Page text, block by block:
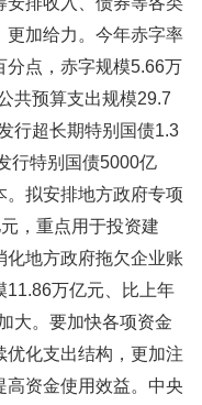
更加给力。今年赤字率
分点，赤字规模5.66万
共预算支出规模29.7
行超长期特别国债1.3
行特别国债5000亿
。拟安排地方政府专项
，重点用于投资建
地方政府拖欠企业账
11.86万亿元、比上年
大。要加快各项资金
化支出结构，更加注
资金使用效益。中央